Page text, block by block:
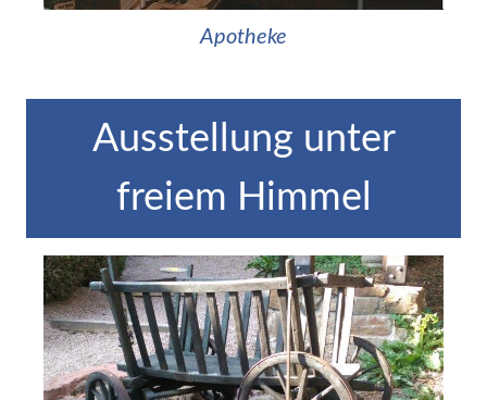
Apotheke
Ausstellung unter
freiem Himmel